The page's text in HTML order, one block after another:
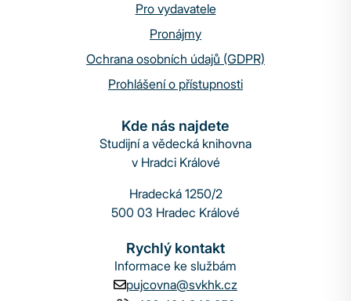
Pro vydavatele
Pronájmy
Ochrana osobních údajů (GDPR)
Prohlášení o přístupnosti
Kde nás najdete
Studijní a vědecká knihovna
v Hradci Králové
Hradecká 1250/2
500 03 Hradec Králové
Rychlý kontakt
Informace ke službám
pujcovna@svkhk.cz